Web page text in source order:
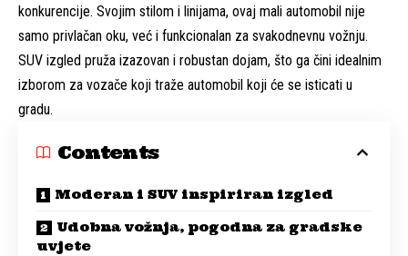
konkurencije. Svojim stilom i linijama, ovaj mali automobil nije
samo privlačan oku, već i funkcionalan za svakodnevnu vožnju.
SUV izgled pruža izazovan i robustan dojam, što ga čini idealnim
izborom za vozače koji traže automobil koji će se isticati u
gradu.
Contents
Moderan i SUV inspiriran izgled
Udobna vožnja, pogodna za gradske
uvjete